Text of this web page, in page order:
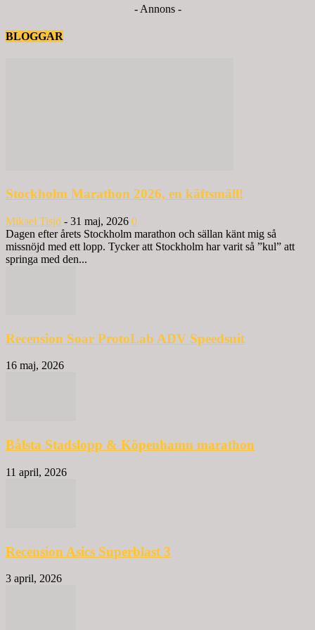
- Annons -
BLOGGAR
Stockholm Marathon 2026, en käftsmäll!
Mikael Tisjö - 31 maj, 2026 0
Dagen efter årets Stockholm marathon och sällan känt mig så
missnöjd med ett lopp. Tycker att Stockholm har varit så ”kul” att
springa med den...
Recension Soar ProtoLab ADV Speedsuit
16 maj, 2026
Bålsta Stadslopp & Köpenhamn marathon
11 april, 2026
Recension Asics Superblast 3
3 april, 2026